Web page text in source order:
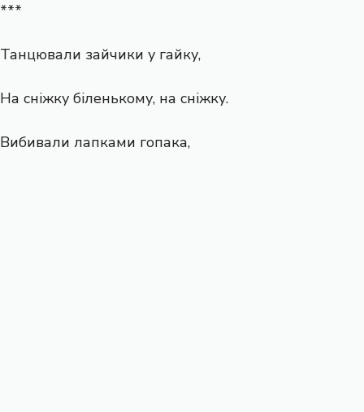
***
Танцювали зайчики у гайку,
На сніжку біленькому, на сніжку.
Вибивали лапками гопака,